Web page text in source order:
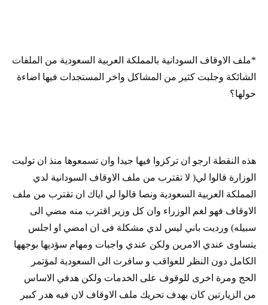
*ملف الاوقاف السودانية بالمملكة العربية السعودية من الملفات
الشائكة وجلبت كثير من المشاكل واخر المستجدات فيها اضاءة
حولها؟
هذه النقطة ارجو ان تركزوا فيها جيدا وان تسمعوها منذ ان توليت
الوزارة قالوا لي( لا تقترب من ملف الاوقاف السودانية لدي
المملكة العربية السعودية ونصا قالوا لي اياك ان تقترب من ملف
الاوقاف فهو لغم الوزراء وان كل وزير اقترب منه مضي الى
سبيله) ورديت باني ليس لدي مشكلة فى ان امضي او اجلس
يتساوى عندي الامرين ولكن عندي واجبات ومهام سؤديها بوجهها
الكامل دون النظر للعواقب و سافرت الى السعودية لمؤتمر
الحج ومرة اخرى للوقوف على الخدمات ولكن هدفي الاساس
من الزيارتين كان بهدف تحريك ملف الاوقاف لان فيه هدر كبير